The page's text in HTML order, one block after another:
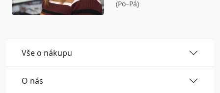
Vše o nákupu
O nás
(Po–Pá)